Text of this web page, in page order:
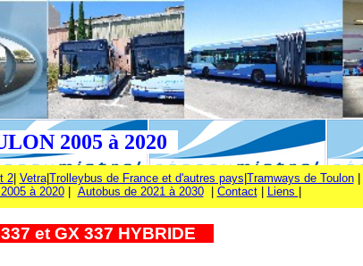
2005 à 2020
2| Vetra|Trolleybus de France et d'autres pays Tramways de Toulon|
à 2020| Autobus de 2021 à 2030| Contact| Liens
337 et GX 337 HYBRIDE